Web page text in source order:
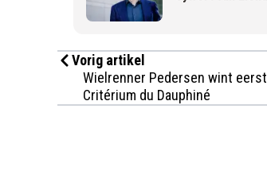
Vorig artikel
Wielrenner Pedersen wint
Critérium du Dauphiné